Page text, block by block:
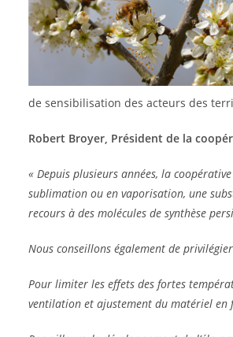
de sensibilisation des acteurs des
Robert Broyer, Président de la
« Depuis plusieurs années, la
sublimation ou en vaporisation, une
recours à des molécules de synthèse
Nous conseillons également de
Pour limiter les effets des fortes
ventilation et ajustement du matériel en